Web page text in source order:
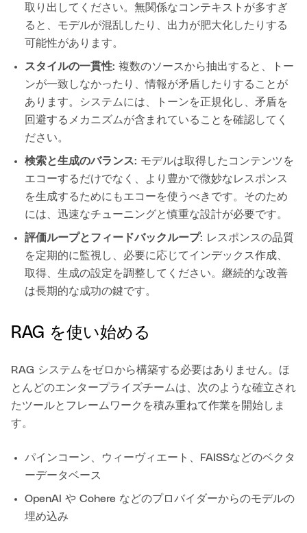
取り出してください。無関係なコンテキストが多すぎ
ると、モデルが混乱したり、出力が肥大化したりする
可能性があります。
スタイルの一貫性: 複数のソースから抽出すると、トー
ンが一致しなかったり、情報が矛盾したりすることが
あります。システムには、トーンを正規化し、矛盾を
回避するメカニズムが含まれていることを確認してく
ださい。
検索と生成のバランス: モデルは取得したコンテンツを
エコーするだけでなく、より豊かで微妙なレスポンス
を生成するためにもエコーを使うべきです。そのため
には、迅速なチューニングと慎重な設計が必要です。
評価ループとフィードバックループ: レスポンスの品質
を定期的に監視し、必要に応じてインデックス作成、
取得、生成の設定を調整してください。継続的な改善
は長期的な成功の鍵です。
RAG を使い始める
RAG システムをゼロから構築する必要はありません。ほ
とんどのエンタープライズチームは、次のような確立され
たツールとフレームワークを積み重ねて作業を開始しま
す。
パインコーン、ウィーヴィエート、FAISSなどのベクタ
ーデータベース
OpenAI や Cohere などのプロバイダーからのモデルの
埋め込み